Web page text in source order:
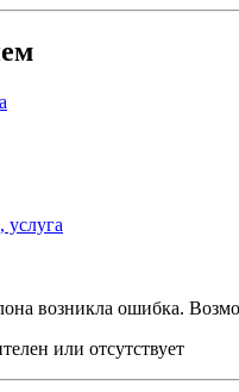
услуга
возникла ошибка.
или отсутствует